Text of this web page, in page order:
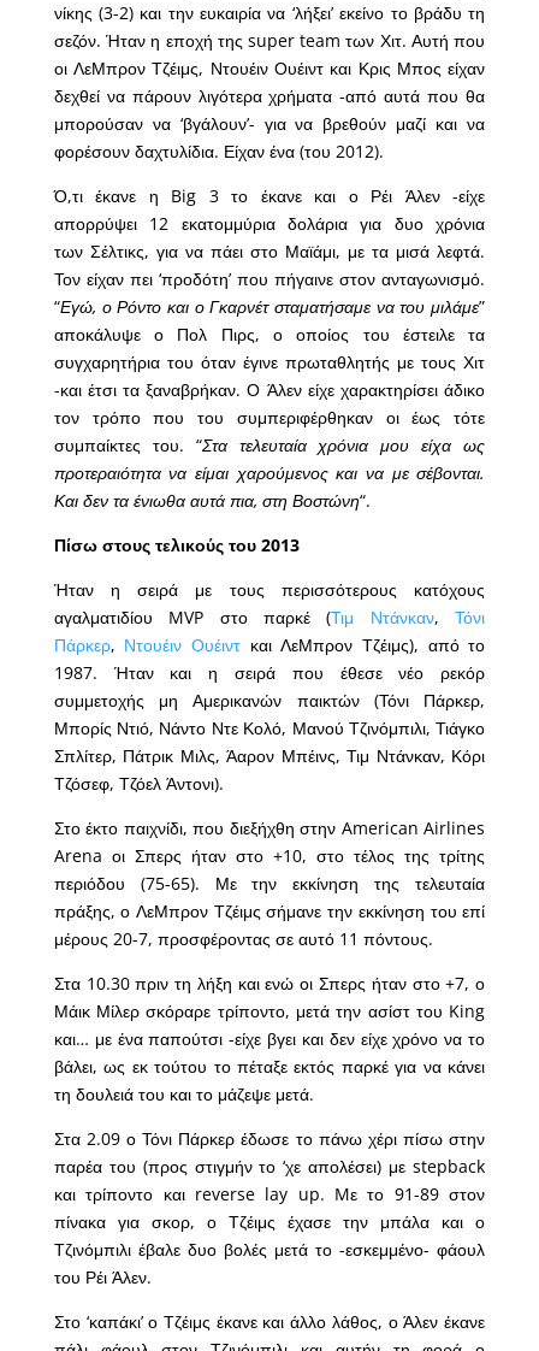
νίκης (3-2) και την ευκαιρία να ‘λήξει’ εκείνο το βράδυ τη
σεζόν. Ήταν η εποχή της super team των Χιτ. Αυτή που
οι ΛεΜπρον Τζέιμς, Ντουέιν Ουέιντ και Κρις Μπος είχαν
δεχθεί να πάρουν λιγότερα χρήματα -από αυτά που θα
μπορούσαν να ‘βγάλουν’- για να βρεθούν μαζί και να
φορέσουν δαχτυλίδια. Είχαν ένα (του 2012).
Ό,τι έκανε η Big 3 το έκανε και ο Ρέι Άλεν -είχε
απορρύψει 12 εκατομμύρια δολάρια για δυο χρόνια
των Σέλτικς, για να πάει στο Μαϊάμι, με τα μισά λεφτά.
Τον είχαν πει ‘προδότη’ που πήγαινε στον ανταγωνισμό.
“Εγώ, ο Ρόντο και ο Γκαρνέτ σταματήσαμε να του μιλάμε”
αποκάλυψε ο Πολ Πιρς, ο οποίος του έστειλε τα
συγχαρητήρια του όταν έγινε πρωταθλητής με τους Χιτ
-και έτσι τα ξαναβρήκαν. Ο Άλεν είχε χαρακτηρίσει άδικο
τον τρόπο που του συμπεριφέρθηκαν οι έως τότε
συμπαίκτες του. “Στα τελευταία χρόνια μου είχα ως
προτεραιότητα να είμαι χαρούμενος και να με σέβονται.
Και δεν τα ένιωθα αυτά πια, στη Βοστώνη“.
Πίσω στους τελικούς του 2013
Ήταν η σειρά με τους περισσότερους κατόχους
αγαλματιδίου MVP στο παρκέ (Τιμ Ντάνκαν,
Τόνι
Πάρκερ, Ντουέιν Ουέιντ και ΛεΜπρον Τζέιμς), από το
1987. Ήταν και η σειρά που έθεσε νέο ρεκόρ
συμμετοχής μη Αμερικανών παικτών (Τόνι Πάρκερ,
Μπορίς Ντιό, Νάντο Ντε Κολό, Μανού Τζινόμπιλι, Τιάγκο
Σπλίτερ, Πάτρικ Μιλς, Άαρον Μπέινς, Τιμ Ντάνκαν, Κόρι
Τζόσεφ, Τζόελ Άντονι).
Στο έκτο παιχνίδι, που διεξήχθη στην American Airlines
Arena οι Σπερς ήταν στο +10, στο τέλος της τρίτης
περιόδου (75-65). Με την εκκίνηση της τελευταία
πράξης, ο ΛεΜπρον Τζέιμς σήμανε την εκκίνηση του επί
μέρους 20-7, προσφέροντας σε αυτό 11 πόντους.
Στα 10.30 πριν τη λήξη και ενώ οι Σπερς ήταν στο +7, ο
Μάικ Μίλερ σκόραρε τρίποντο, μετά την ασίστ του King
και… με ένα παπούτσι -είχε βγει και δεν είχε χρόνο να το
βάλει, ως εκ τούτου το πέταξε εκτός παρκέ για να κάνει
τη δουλειά του και το μάζεψε μετά.
Στα 2.09 ο Τόνι Πάρκερ έδωσε το πάνω χέρι πίσω στην
παρέα του (προς στιγμήν το ‘χε απολέσει) με stepback
και τρίποντο και reverse lay up. Mε το 91-89 στον
πίνακα για σκορ, ο Τζέιμς έχασε την μπάλα και ο
Τζινόμπιλι έβαλε δυο βολές μετά το -εσκεμμένο- φάουλ
του Ρέι Άλεν.
Στο ‘καπάκι’ ο Τζέιμς έκανε και άλλο λάθος, ο Άλεν έκανε